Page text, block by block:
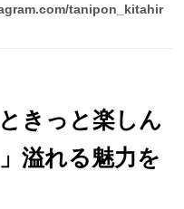
tanipon_kitahir
きっと楽しん
溢れる魅力を